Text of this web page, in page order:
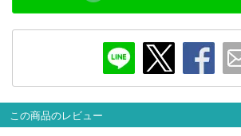
この商品のレビュー